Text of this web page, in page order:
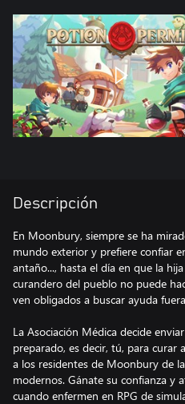
Descripción
En Moonbury, siempre se ha
mundo exterior y prefiere confiar
antaño..., hasta el día en que la
curandero del pueblo no puede
ven obligados a buscar ayuda
La Asociación Médica decide
preparado, es decir, tú, para curar
a los residentes de Moonbury de
modernos. Gánate su confianza y
cuando enfermen en RPG de